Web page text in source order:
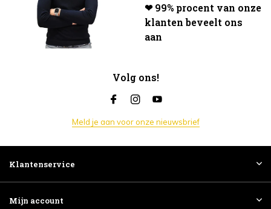
❤ 99% procent van onze
klanten beveelt ons
aan
Volg ons!
Meld je aan voor onze nieuwsbrief
Klantenservice
Mijn account